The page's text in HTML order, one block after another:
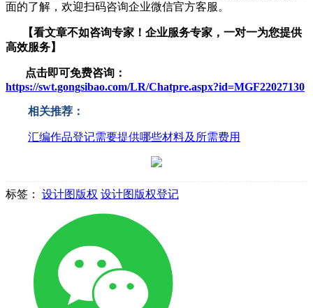
面的了解，欢迎扫码咨询企业微信官方客服。
【看文章不如咨询专家！企业服务专家，一对一为您提供
高效服务】
点击即可免费咨询：
https://swt.gongsibao.com/LR/Chatpre.aspx?id=MGF22027130
相关推荐：
汇编作品登记需要提供哪些材料及所需费用
标签： 设计图版权 设计图版权登记